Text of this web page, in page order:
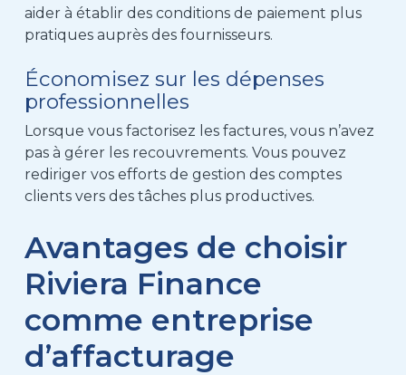
aider à établir des conditions de paiement plus
pratiques auprès des fournisseurs.
Économisez sur les dépenses
professionnelles
Lorsque vous factorisez les factures, vous n’avez
pas à gérer les recouvrements. Vous pouvez
rediriger vos efforts de gestion des comptes
clients vers des tâches plus productives.
Avantages de choisir
Riviera Finance
comme entreprise
d’affacturage